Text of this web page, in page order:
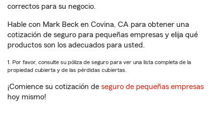
correctos para su negocio.
Hable con Mark Beck en Covina, CA para obtener una
cotización de seguro para pequeñas empresas y elija qué
productos son los adecuados para usted.
1. Por favor, consulte su póliza de seguro para ver una lista completa de la
propiedad cubierta y de las pérdidas cubiertas.
¡Comience su cotización de seguro de pequeñas empresas
hoy mismo!